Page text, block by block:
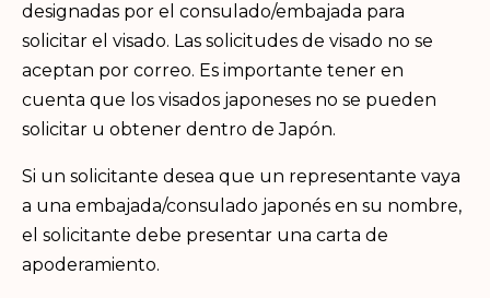
designadas por el consulado/embajada para
solicitar el visado. Las solicitudes de visado no se
aceptan por correo. Es importante tener en
cuenta que los visados japoneses no se pueden
solicitar u obtener dentro de Japón.
Si un solicitante desea que un representante vaya
a una embajada/consulado japonés en su nombre,
el solicitante debe presentar una carta de
apoderamiento.